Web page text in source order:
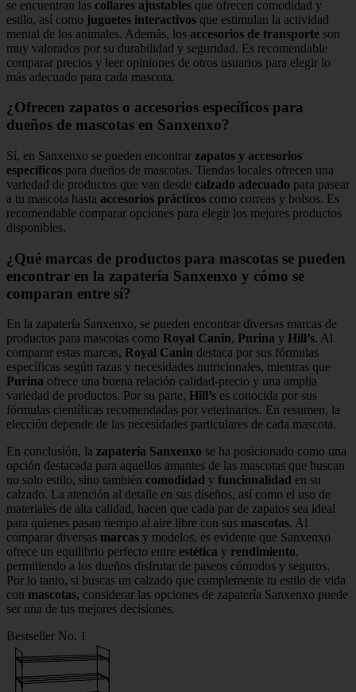
se encuentran las collares ajustables que ofrecen comodidad y
estilo, así como juguetes interactivos que estimulan la actividad
mental de los animales. Además, los accesorios de transporte son
muy valorados por su durabilidad y seguridad. Es recomendable
comparar precios y leer opiniones de otros usuarios para elegir lo
más adecuado para cada mascota.
¿Ofrecen zapatos o accesorios específicos para
dueños de mascotas en Sanxenxo?
Sí, en Sanxenxo se pueden encontrar zapatos y accesorios
específicos para dueños de mascotas. Tiendas locales ofrecen una
variedad de productos que van desde calzado adecuado para pasear
a tu mascota hasta accesorios prácticos como correas y bolsos. Es
recomendable comparar opciones para elegir los mejores productos
disponibles.
¿Qué marcas de productos para mascotas se pueden
encontrar en la zapatería Sanxenxo y cómo se
comparan entre sí?
En la zapatería Sanxenxo, se pueden encontrar diversas marcas de
productos para mascotas como Royal Canin, Purina y Hill’s. Al
comparar estas marcas, Royal Canin destaca por sus fórmulas
específicas según razas y necesidades nutricionales, mientras que
Purina ofrece una buena relación calidad-precio y una amplia
variedad de productos. Por su parte, Hill’s es conocida por sus
fórmulas científicas recomendadas por veterinarios. En resumen, la
elección depende de las necesidades particulares de cada mascota.
En conclusión, la zapatería Sanxenxo se ha posicionado como una
opción destacada para aquellos amantes de las mascotas que buscan
no solo estilo, sino también comodidad y funcionalidad en su
calzado. La atención al detalle en sus diseños, así como el uso de
materiales de alta calidad, hacen que cada par de zapatos sea ideal
para quienes pasan tiempo al aire libre con sus mascotas. Al
comparar diversas marcas y modelos, es evidente que Sanxenxo
ofrece un equilibrio perfecto entre estética y rendimiento,
permitiendo a los dueños disfrutar de paseos cómodos y seguros.
Por lo tanto, si buscas un calzado que complemente tu estilo de vida
con mascotas, considerar las opciones de zapatería Sanxenxo puede
ser una de tus mejores decisiones.
Bestseller No. 1